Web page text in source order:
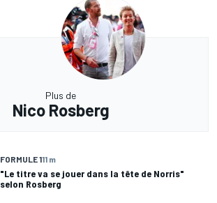
Plus de
Nico Rosberg
FORMULE 111 m
"Le titre va se jouer dans la tête de Norris"
selon Rosberg